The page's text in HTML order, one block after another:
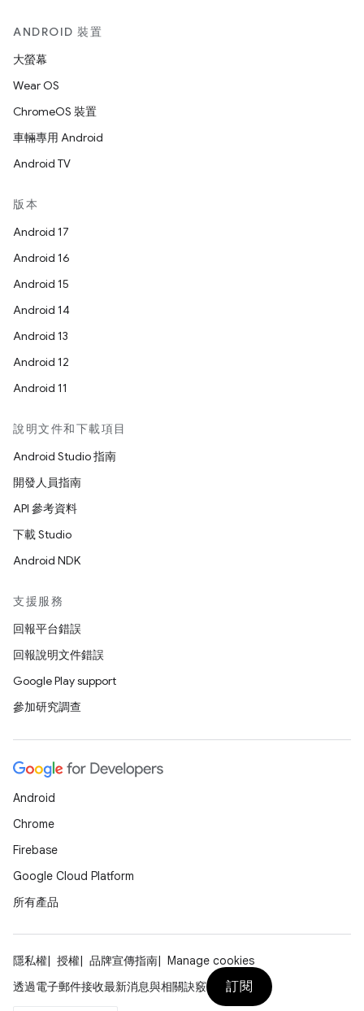
ANDROID 裝置
大螢幕
Wear OS
ChromeOS 裝置
車輛專用 Android
Android TV
版本
Android 17
Android 16
Android 15
Android 14
Android 13
Android 12
Android 11
說明文件和下載項目
Android Studio 指南
開發人員指南
API 參考資料
下載 Studio
Android NDK
支援服務
回報平台錯誤
回報說明文件錯誤
Google Play support
參加研究調查
Android
Chrome
Firebase
Google Cloud Platform
所有產品
隱私權 授權 品牌宣傳指南
Manage cookies
透過電子郵件接收最新消息與相關訣竅
訂閱